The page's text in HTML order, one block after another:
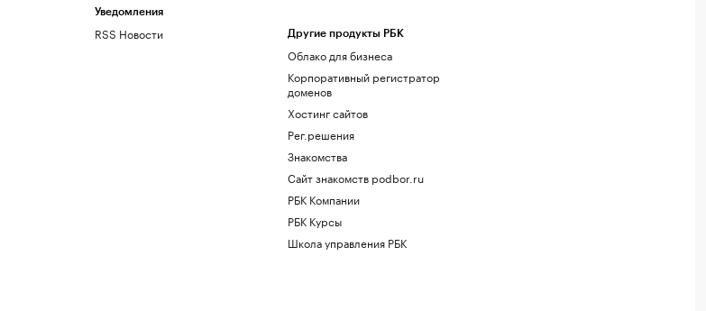
Уведомления
RSS Новости Другие продукты РБК
Облако для бизнеса
Корпоративный регистратор
доменов
Хостинг сайтов
Рег.решения
Знакомства
Сайт знакомств podbor.ru
РБК Компании
РБК Курсы
Школа управления РБК